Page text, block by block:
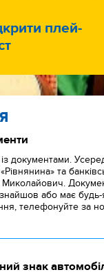
плей-
документами.
та
або має
телефонуйте за
знак